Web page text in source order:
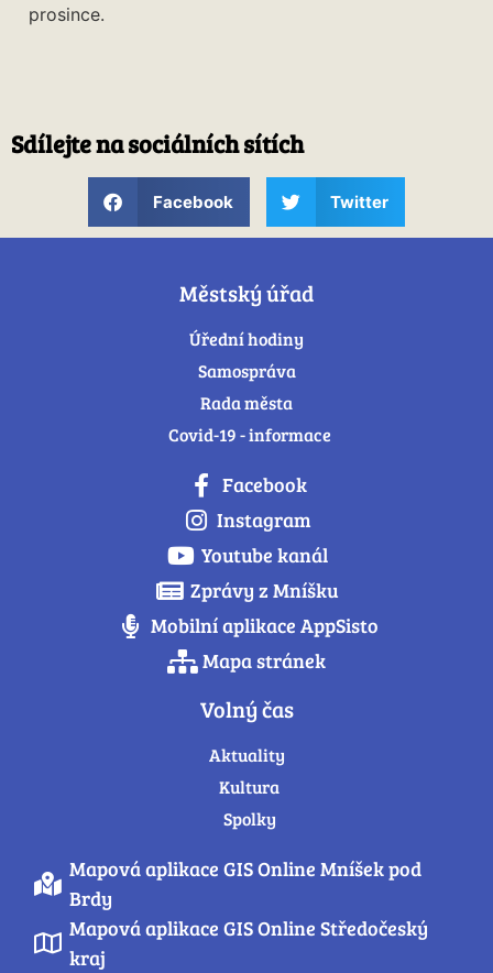
prosince.
Sdílejte na sociálních sítích
Facebook Twitter
Městský úřad
Úřední hodiny
Samospráva
Rada města
Covid-19 - informace
Facebook
Instagram
Youtube kanál
Zprávy z Mníšku
Mobilní aplikace AppSisto
Mapa stránek
Volný čas
Aktuality
Kultura
Spolky
Mapová aplikace GIS Online Mníšek pod
Brdy
Mapová aplikace GIS Online Středočeský
kraj